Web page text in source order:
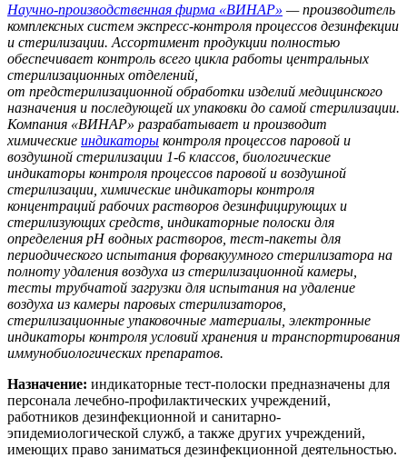
Научно-производственная фирма «ВИНАР» — производитель
комплексных систем экспресс-контроля процессов дезинфекции
и стерилизации. Ассортимент продукции полностью
обеспечивает контроль всего цикла работы центральных
стерилизационных отделений,
от предстерилизационной обработки изделий медицинского
назначения и последующей их упаковки до самой стерилизации.
Компания «ВИНАР» разрабатывает и производит
химические индикаторы контроля процессов паровой и
воздушной стерилизации 1-6 классов, биологические
индикаторы контроля процессов паровой и воздушной
стерилизации, химические индикаторы контроля
концентраций рабочих растворов дезинфицирующих и
стерилизующих средств, индикаторные полоски для
определения рН водных растворов, тест-пакеты для
периодического испытания форвакуумного стерилизатора на
полноту удаления воздуха из стерилизационной камеры,
тесты трубчатой загрузки для испытания на удаление
воздуха из камеры паровых стерилизаторов,
стерилизационные упаковочные материалы, электронные
индикаторы контроля условий хранения и транспортирования
иммунобиологических препаратов.
Назначение: индикаторные тест-полоски предназначены для
персонала лечебно-профилактических учреждений,
работников дезинфекционной и санитарно-
эпидемиологической служб, а также других учреждений,
имеющих право заниматься дезинфекционной деятельностью.